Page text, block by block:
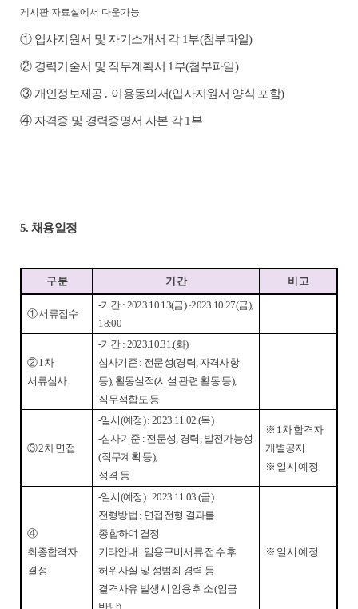
게시판 자료실에서 다운가능
① 입사지원서 및 자기소개서 각 1부(첨부파일)
② 경력기술서 및 직무계획서 1 부(첨부파일)
③ 개인정보제공 ․ 이용동의서(입사지원서 양식 포함)
④ 자격증 및 경력증명서 사본 각1 부
5. 채용일정
구 분 기 간 비 고
①서류접수
-기간 : 2023.10.13(금)~2023.10.27(금),
18:00
②1차
서류심사
-기간 : 2023.10.31.(화)
심사기준 : 전문성(경력, 자격사항
등), 활동실적(시설 관련 활동 등),
직무적합도 등
③2차 면접
-일시 (예정) : 2023.11.02.(목)
-심사기준 : 전문성, 경력, 발전가능성
(직무계획 등),
성격 등
※ 1차 합격자
개별공지
※ 일시 예정
④
최종합격자
결정
-일시 (예정) : 2023.11.03.(금)
전형방법 : 면접전형 결과를
종합하여 결정
기타안내 : 임용구비서류 접수 후
허위사실 및 성범죄 경력 등
결격사유 발생시 임용 취소(임금
※ 일시 예정